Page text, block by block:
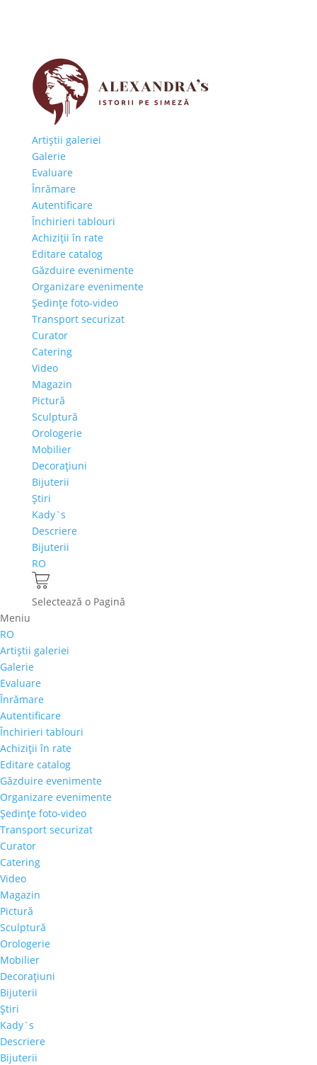
Artiştii galeriei
Galerie
Evaluare
Înrămare
Autentificare
Închirieri tablouri
Achiziţii în rate
Editare catalog
Găzduire evenimente
Organizare evenimente
Şedinţe foto-video
Transport securizat
Curator
Catering
Video
Magazin
Pictură
Sculptură
Orologerie
Mobilier
Decoraţiuni
Bijuterii
Ştiri
Kady`s
Descriere
Bijuterii
RO
Selectează o Pagină
Meniu
RO
Artiştii galeriei
Galerie
Evaluare
Înrămare
Autentificare
Închirieri tablouri
Achiziţii în rate
Editare catalog
Găzduire evenimente
Organizare evenimente
Şedinţe foto-video
Transport securizat
Curator
Catering
Video
Magazin
Pictură
Sculptură
Orologerie
Mobilier
Decoraţiuni
Bijuterii
Ştiri
Kady`s
Descriere
Bijuterii